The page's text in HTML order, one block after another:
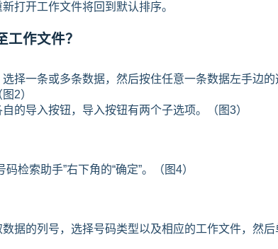
打开工作文件将回到默认排序。
作文件？
择一条或多条数据，然后按住任意一条数据左手边
2）
的导入按钮，导入按钮有两个子选项。（图3）
检索助手”右下角的“确定”。（图4）
据的列号，选择号码类型以及相应的工作文件，然后